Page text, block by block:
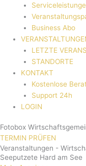
Business Abo
LETZTE
STANDORTE
KONTAKT
Kostenlose
Support 24h
LOGIN
Fotobox
TERMIN PRÜFEN
Veranstaltungen -
Seeputzete Hard am See